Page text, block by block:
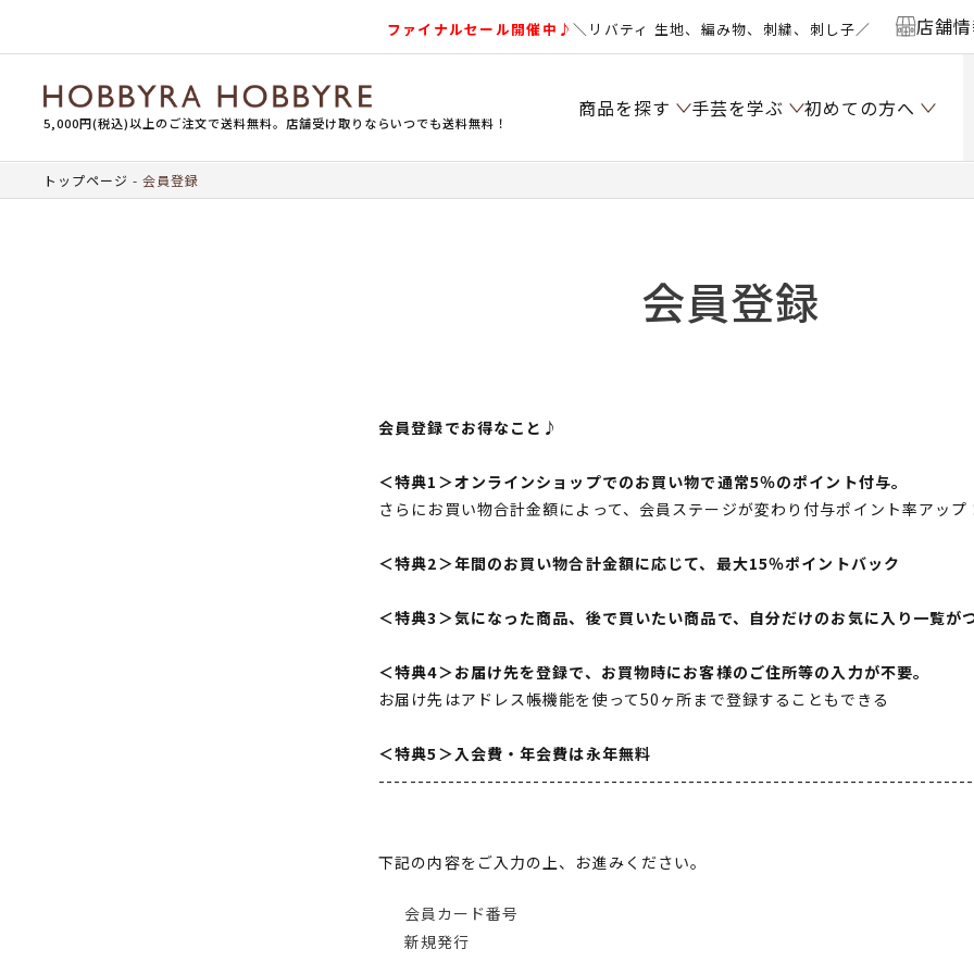
ファイナルセール開催中♪＼リバティ 生地、編み物、刺繍、刺し子／ 店舗
5,000円(税込)以上のご注文で送料無料。店舗受け取りならいつでも送料無料！
商品を探す 手芸を学ぶ 初めての方へ
トップページ 会員登録
会員登録
会員登録でお得なこと♪
＜特典1＞オンラインショップでのお買い物で通常5％のポイント付与。
さらにお買い物合計金額によって、会員ステージが変わり付与ポイント率アップ
＜特典2＞年間のお買い物合計金額に応じて、最大15％ポイントバック
＜特典3＞気になった商品、後で買いたい商品で、自分だけのお気に入り一覧が
＜特典4＞お届け先を登録で、お買物時にお客様のご住所等の入力が不要。
お届け先はアドレス帳機能を使って50ヶ所まで登録することもできる
＜特典5＞入会費・年会費は永年無料
下記の内容をご入力の上、お進みください。
会員カード番号
新規発行